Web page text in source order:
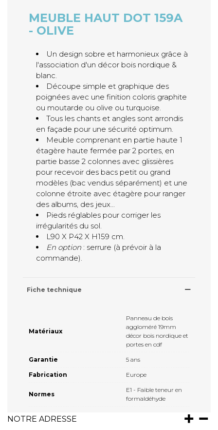
MEUBLE HAUT DOT 159A
- OLIVE
Un design sobre et harmonieux grâce à
l'association d'un décor bois nordique &
blanc.
Découpe simple et graphique des
poignées avec une finition coloris graphite
ou moutarde ou olive ou turquoise.
Tous les chants et angles sont arrondis
en façade pour une sécurité optimum.
Meuble comprenant en partie haute 1
étagère haute fermée par 2 portes, en
partie basse 2 colonnes avec glissières
pour recevoir des bacs petit ou grand
modèles (bac vendus séparément) et une
colonne étroite avec étagère pour ranger
des albums, des jeux...
Pieds réglables pour corriger les
irrégularités du sol.
L90 X P42 X H159 cm.
En option : serrure (à prévoir à la
commande).
Fiche technique
Matériaux
Panneau de bois
aggloméré 19mm
décor bois nordique et
portes en cdf
Garantie 5 ans
Fabrication Europe
Normes
E1 - Faible teneur en
formaldéhyde
NOTRE ADRESSE